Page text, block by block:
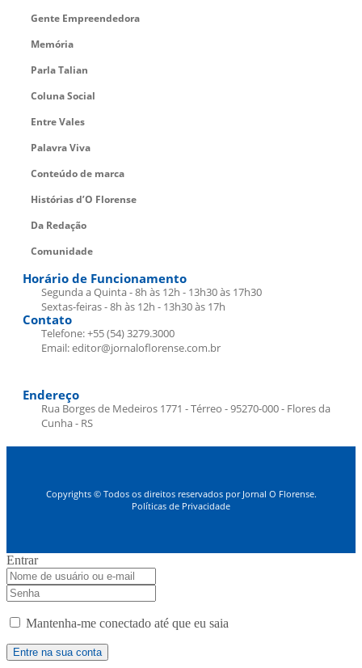
Gente Empreendedora
Memória
Parla Talian
Coluna Social
Entre Vales
Palavra Viva
Conteúdo de marca
Histórias d’O Florense
Da Redação
Comunidade
Horário de Funcionamento
Segunda a Quinta - 8h às 12h - 13h30 às 17h30
Sextas-feiras - 8h às 12h - 13h30 às 17h
Contato
Telefone: +55 (54) 3279.3000
Email: editor@jornaloflorense.com.br
Endereço
Rua Borges de Medeiros 1771 - Térreo - 95270-000 - Flores da
Cunha - RS
Copyrights © Todos os direitos reservados por Jornal O Florense.
Políticas de Privacidade
Entrar
Mantenha-me conectado até que eu saia